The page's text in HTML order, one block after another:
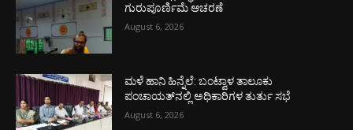
ಗುರುಪೂರ್ಣಿಮೆ ಆಚರಣೆ
August 6, 2026
ಮಳೆ ಹಾನಿ ಹಿನ್ನೆಲೆ: ಬಂಟ್ವಾಳ ತಾಲೂಕು
ಪಂಚಾಯತ್‌ನಲ್ಲಿ ಅಧಿಕಾರಿಗಳ ತುರ್ತು ಸಭೆ
August 6, 2026